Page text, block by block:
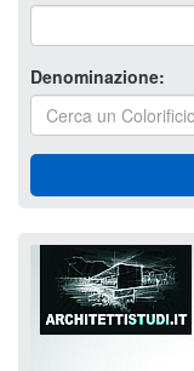
Denominazione: